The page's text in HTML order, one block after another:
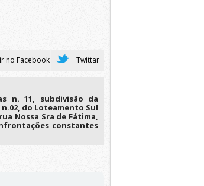
no Facebook Twittar
n. 11, subdivisão da
n.02, do Loteamento Sul
Nossa Sra de Fátima,
constantes